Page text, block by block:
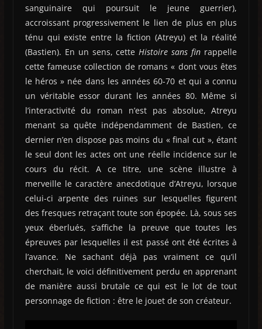
sanguinaire qui poursuit le jeune guerrier),
accroissant progressivement le lien de plus en plus
ténu qui existe entre la fiction (Atreyu) et la réalité
(Bastien). En un sens, cette Histoire sans fin rappelle
cette fameuse collection de romans « dont vous êtes
le héros » née dans les années 60-70 et qui a connu
un véritable essor durant les années 80. Même si
l’interactivité du roman n’est pas absolue, Atreyu
menant sa quête indépendamment de Bastien, ce
dernier n’en dispose pas moins du « final cut », étant
le seul dont les actes ont une réelle incidence sur le
cours du récit. A ce titre, une scène illustre à
merveille le caractère anecdotique d’Atreyu, lorsque
celui-ci arpente des ruines sur lesquelles figurent
des fresques retraçant toute son épopée. Là, sous ses
yeux éberlués, s’affiche la preuve que toutes les
épreuves par lesquelles il est passé ont été écrites à
l’avance. Ne sachant déjà pas vraiment ce qu’il
cherchait, le voici définitivement perdu en apprenant
de manière aussi brutale ce qui est le lot de tout
personnage de fiction : être le jouet de son créateur.